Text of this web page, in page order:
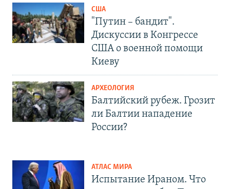
США
"Путин – бандит".
Дискуссии в Конгрессе
США о военной помощи
Киеву
АРХЕОЛОГИЯ
Балтийский рубеж. Грозит
ли Балтии нападение
России?
АТЛАС МИРА
Испытание Ираном. Что